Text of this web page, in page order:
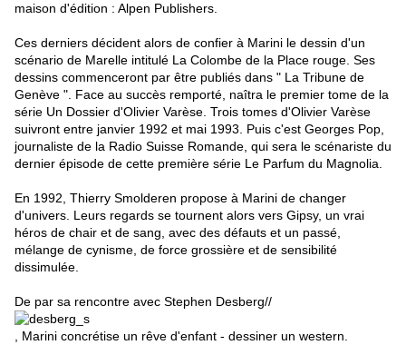
maison d'édition : Alpen Publishers.
Ces derniers décident alors de confier à Marini le dessin d'un
scénario de Marelle intitulé La Colombe de la Place rouge. Ses
dessins commenceront par être publiés dans " La Tribune de
Genève ". Face au succès remporté, naîtra le premier tome de la
série Un Dossier d'Olivier Varèse. Trois tomes d'Olivier Varèse
suivront entre janvier 1992 et mai 1993. Puis c'est Georges Pop,
journaliste de la Radio Suisse Romande, qui sera le scénariste du
dernier épisode de cette première série Le Parfum du Magnolia.
En 1992, Thierry Smolderen propose à Marini de changer
d'univers. Leurs regards se tournent alors vers Gipsy, un vrai
héros de chair et de sang, avec des défauts et un passé,
mélange de cynisme, de force grossière et de sensibilité
dissimulée.
De par sa rencontre avec Stephen Desberg//
, Marini concrétise un rêve d'enfant - dessiner un western.